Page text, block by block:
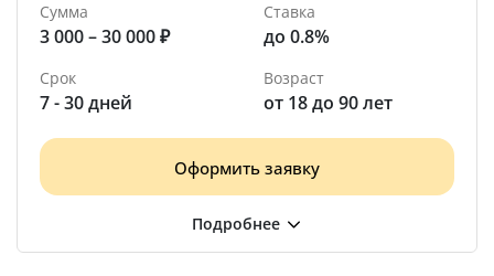
Сумма
3 000 – 30 000 ₽
Ставка
до 0.8%
Срок
7 - 30 дней
Возраст
от 18 до 90 лет
Оформить заявку